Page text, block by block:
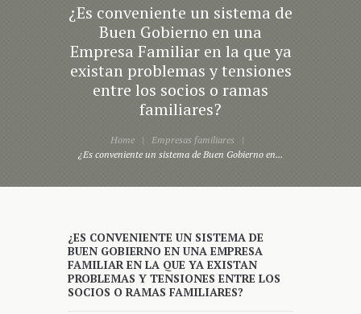
¿Es conveniente un sistema de
Buen Gobierno en una
Empresa Familiar en la que ya
existan problemas y tensiones
entre los socios o ramas
familiares?
Home
Empresas familiares
¿Es conveniente un sistema de Buen Gobierno en...
¿ES CONVENIENTE UN SISTEMA DE
BUEN GOBIERNO EN UNA EMPRESA
FAMILIAR EN LA QUE YA EXISTAN
PROBLEMAS Y TENSIONES ENTRE LOS
SOCIOS O RAMAS FAMILIARES?